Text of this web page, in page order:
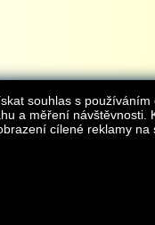
souhlas s
a měření návštěvnosti.
cílené reklamy